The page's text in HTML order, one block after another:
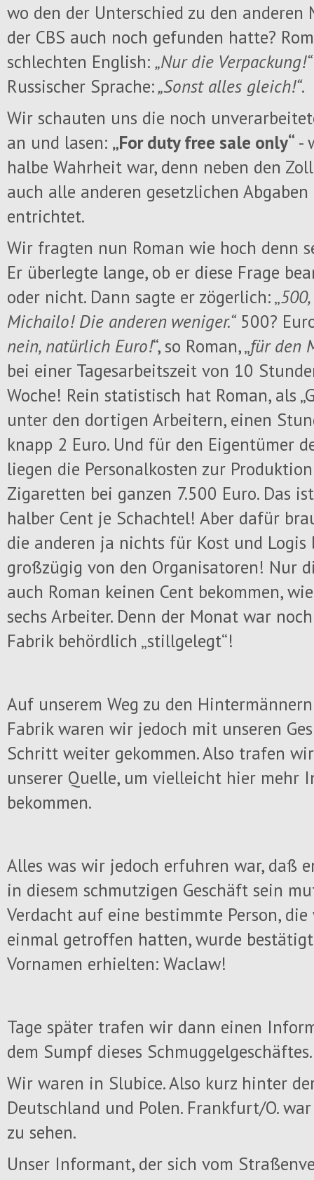
wo den der Unterschied zu den anderen
der CBS auch noch gefunden hatte?
schlechten English: „Nur die
Russischer Sprache:„Sonst alles gleich!“.
Wir schauten uns die noch
an und lasen: „For duty free sale only“ -
halbe Wahrheit war, denn neben den
auch alle anderen gesetzlichen
entrichtet.
Wir fragten nun Roman wie hoch denn
Er überlegte lange, ob er diese Frage
oder nicht. Dann sagte er zögerlich: „
Michailo! Die anderen weniger.“500?
nein, natürlich Euro!“, so Roman, „für den
bei einer Tagesarbeitszeit von 10
Woche! Rein statistisch hat Roman, als
unter den dortigen Arbeitern, einen
knapp 2 Euro. Und für den Eigentümer
liegen die Personalkosten zur
Zigaretten bei ganzen 7.500 Euro. Das
halber Cent je Schachtel! Aber dafür
die anderen ja nichts für Kost und Logis
großzügig von den Organisatoren! Nur
auch Roman keinen Cent bekommen,
sechs Arbeiter. Denn der Monat war
Fabrik behördlich „stillgelegt“!
Auf unserem Weg zu den
Fabrik waren wir jedoch mit unseren
Schritt weiter gekommen. Also trafen
unserer Quelle, um vielleicht hier mehr
bekommen.
Alles was wir jedoch erfuhren war, daß
in diesem schmutzigen Geschäft sein
Verdacht auf eine bestimmte Person,
einmal getroffen hatten, wurde
Vornamen erhielten: Waclaw!
Tage später trafen wir dann einen
dem Sumpf dieses Schmuggelgeschäftes.
Wir waren in Slubice. Also kurz hinter
Deutschland und Polen. Frankfurt/O.
zu sehen.
Unser Informant, der sich vom